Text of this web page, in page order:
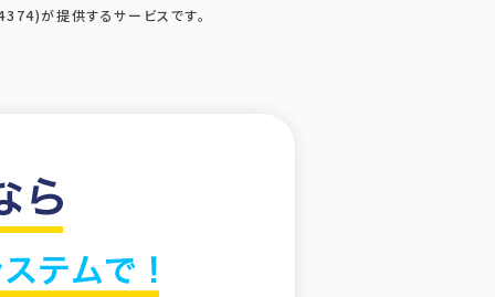
が提供するサービスです。